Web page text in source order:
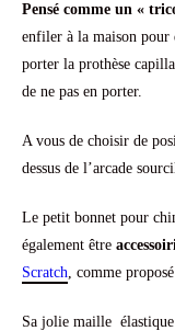
Pensé comme un «
enfiler à la maison pour
porter la prothèse
de ne pas en porter.
A vous de choisir de
dessus de l’arcade
Le petit bonnet pour
également être
Scratch, comme
Sa jolie maille élastique